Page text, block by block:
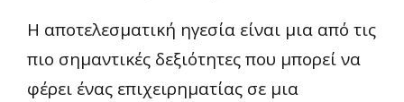
Η αποτελεσματική ηγεσία είναι μια από τις
πιο σημαντικές δεξιότητες που μπορεί να
φέρει ένας επιχειρηματίας σε μια